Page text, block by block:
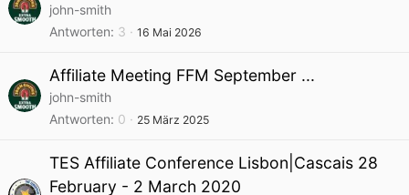
john-smith
Antworten 3 16 Mai 2026
Affiliate Meeting FFM September ...
john-smith
Antworten 0 25 März 2025
TES Affiliate Conference Lisbon|Cascais 28
February - 2 March 2020